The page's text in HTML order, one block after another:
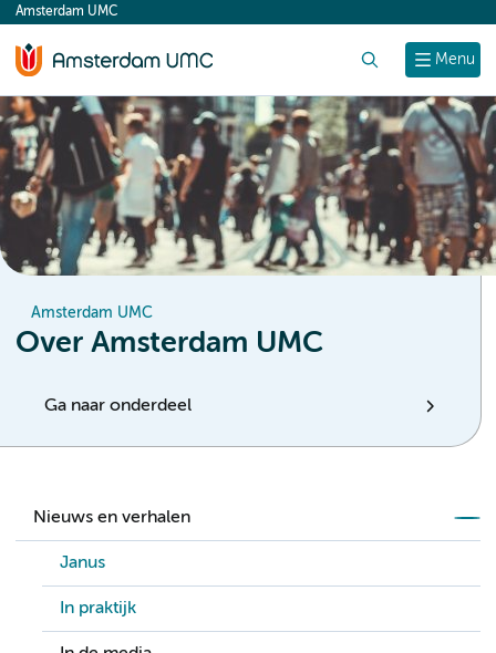
content
Menu
Amsterdam UMC
Amsterdam UMC
Over Amsterdam UMC
Ga naar onderdeel
Nieuws en verhalen
Janus
In praktijk